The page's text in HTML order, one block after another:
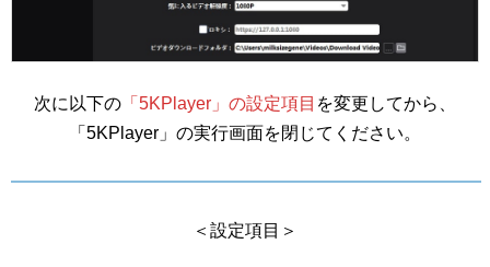
次に以下の 「5KPlayer」の設定項目 を変更してから、
「5KPlayer」の実行画面を閉じてください。
＜設定項目＞